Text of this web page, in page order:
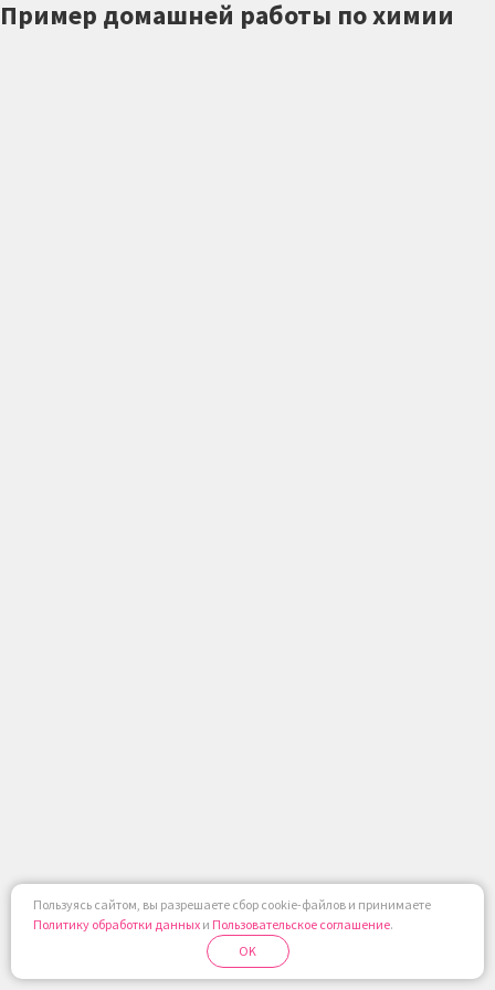
Пример домашней работы по химии
Пользуясь сайтом, вы разрешаете сбор cookie-файлов и принимаете
Политику обработки данных и Пользовательское соглашение.
OK